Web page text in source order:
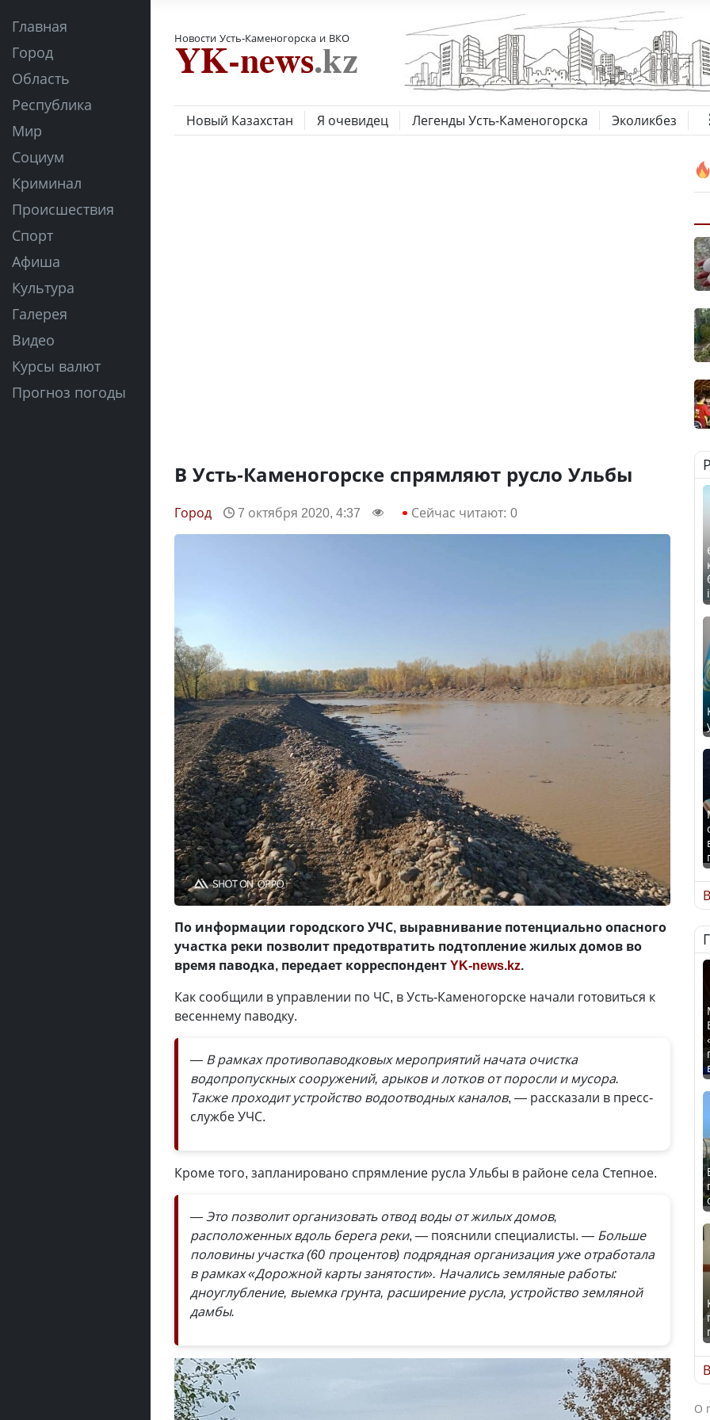
Главная
Город
Область
Республика
Мир
Социум
Криминал
Происшествия
Спорт
Афиша
Культура
Галерея
Видео
Курсы валют
Прогноз погоды
Новости Усть-Каменогорска и ВКО
Новый Казахстан Я очевидец Легенды Усть-Каменогорска Эколикбез
В Усть-Каменогорске спрямляют русло Ульбы
Город 7 октября 2020, 4:37 Сейчас читают: 0
По информации городского УЧС, выравнивание потенциально опасного
участка реки позволит предотвратить подтопление жилых домов во
время паводка, передает корреспондентYK-news.kz.
Как сообщили в управлении по ЧС, в Усть-Каменогорске начали готовиться к
весеннему паводку.
— В рамках противопаводковых мероприятий начата очистка
водопропускных сооружений, арыков и лотков от поросли и мусора.
Также проходит устройство водоотводных каналов, — рассказали в пресс-
службе УЧС.
Кроме того, запланировано спрямление русла Ульбы в районе села Степное.
— Это позволит организовать отвод воды от жилых домов,
расположенных вдоль берега реки, — пояснили специалисты. — Больше
половины участка (60 процентов) подрядная организация уже отработала
в рамках «Дорожной карты занятости». Начались земляные работы:
дноуглубление, выемка грунта, расширение русла, устройство земляной
дамбы.
О